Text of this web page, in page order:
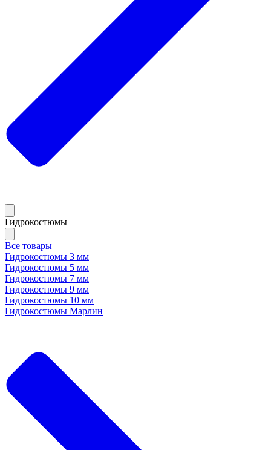
Гидрокостюмы
Все товары
Гидрокостюмы 3 мм
Гидрокостюмы 5 мм
Гидрокостюмы 7 мм
Гидрокостюмы 9 мм
Гидрокостюмы 10 мм
Гидрокостюмы Марлин